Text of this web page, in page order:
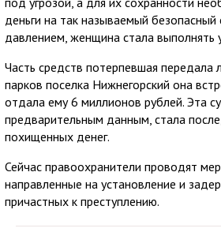
деньги на так называемый
давлением, женщина стала выполнять
Часть средств потерпевшая передала
парков поселка Нижнегорский она
отдала ему 6 миллионов рублей. Эта
предварительным данным, стала
похищенных денег.
Сейчас правоохранители проводят
направленные на установление и
причастных к преступлению.